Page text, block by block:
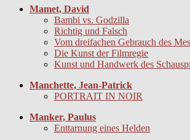
Mamet, David
Bambi vs. Godzilla
Richtig und Falsch
Vom dreifachen Gebrauch des
Die Kunst der Filmregie
Kunst und Handwerk des
Manchette, Jean-Patrick
PORTRAIT IN NOIR
Manker, Paulus
Enttarnung eines Helden